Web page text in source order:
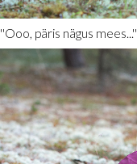
''Ooo, päris nägus mees...''